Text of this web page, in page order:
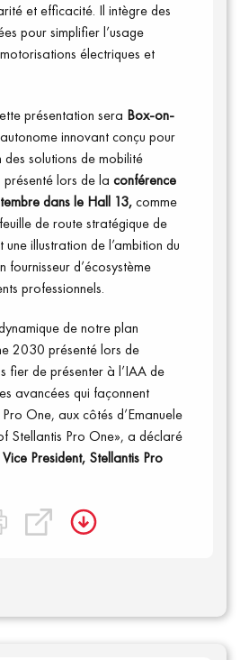
Qui sommes-nous ?
et efficacité. Il intègre des
pour simplifier l’usage
électriques et
présentation sera Box-on-
innovant conçu pour
solutions de mobilité
lors de la conférence
dans le Hall 13,comme
de route stratégique de
illustration de l’ambition du
fournisseur d’écosystème
professionnels.
de notre plan
2030 présenté lors de
fier de présenter à l’IAA de
avancées qui façonnent
One, aux côtés d’Emanuele
Stellantis Pro One», a déclaré
President, Stellantis Pro